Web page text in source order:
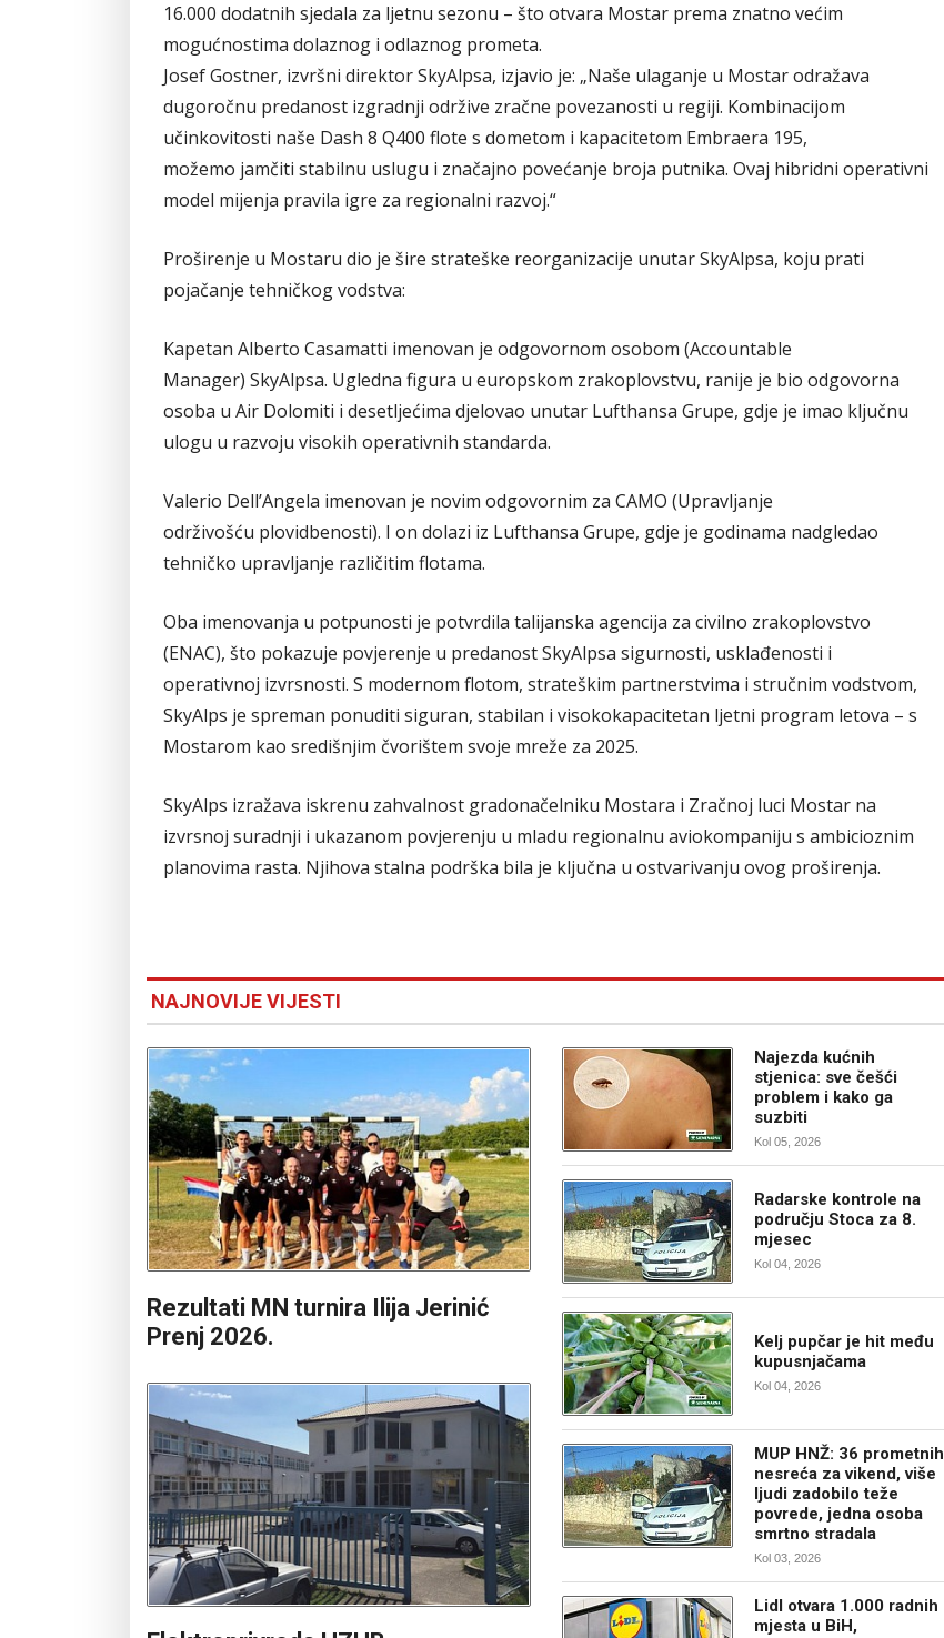
16.000 dodatnih sjedala za ljetnu sezonu – što otvara Mostar prema znatno većim
mogućnostima dolaznog i odlaznog prometa.
Josef Gostner, izvršni direktor SkyAlpsa, izjavio je: „Naše ulaganje u Mostar odražava
dugoročnu predanost izgradnji održive zračne povezanosti u regiji. Kombinacijom
učinkovitosti naše Dash 8 Q400 flote s dometom i kapacitetom Embraera 195,
možemo jamčiti stabilnu uslugu i značajno povećanje broja putnika. Ovaj hibridni operativni
model mijenja pravila igre za regionalni razvoj.“
Proširenje u Mostaru dio je šire strateške reorganizacije unutar SkyAlpsa, koju prati
pojačanje tehničkog vodstva:
Kapetan Alberto Casamatti imenovan je odgovornom osobom (Accountable
Manager) SkyAlpsa. Ugledna figura u europskom zrakoplovstvu, ranije je bio odgovorna
osoba u Air Dolomiti i desetljećima djelovao unutar Lufthansa Grupe, gdje je imao ključnu
ulogu u razvoju visokih operativnih standarda.
Valerio Dell’Angela imenovan je novim odgovornim za CAMO (Upravljanje
održivošću plovidbenosti). I on dolazi iz Lufthansa Grupe, gdje je godinama nadgledao
tehničko upravljanje različitim flotama.
Oba imenovanja u potpunosti je potvrdila talijanska agencija za civilno zrakoplovstvo
(ENAC), što pokazuje povjerenje u predanost SkyAlpsa sigurnosti, usklađenosti i
operativnoj izvrsnosti. S modernom flotom, strateškim partnerstvima i stručnim vodstvom,
SkyAlps je spreman ponuditi siguran, stabilan i visokokapacitetan ljetni program letova – s
Mostarom kao središnjim čvorištem svoje mreže za 2025.
SkyAlps izražava iskrenu zahvalnost gradonačelniku Mostara i Zračnoj luci Mostar na
izvrsnoj suradnji i ukazanom povjerenju u mladu regionalnu aviokompaniju s ambicioznim
planovima rasta. Njihova stalna podrška bila je ključna u ostvarivanju ovog proširenja.
NAJNOVIJE VIJESTI
Rezultati MN turnira Ilija Jerinić
Prenj 2026.
Najezda kućnih
stjenica: sve češći
problem i kako ga
suzbiti
Kol 05, 2026
Radarske kontrole na
području Stoca za 8.
mjesec
Kol 04, 2026
Kelj pupčar je hit među
kupusnjačama
Kol 04, 2026
MUP HNŽ: 36 prometnih
nesreća za vikend, više
ljudi zadobilo teže
povrede, jedna osoba
smrtno stradala
Kol 03, 2026
Lidl otvara 1.000 radnih
mjesta u BiH,